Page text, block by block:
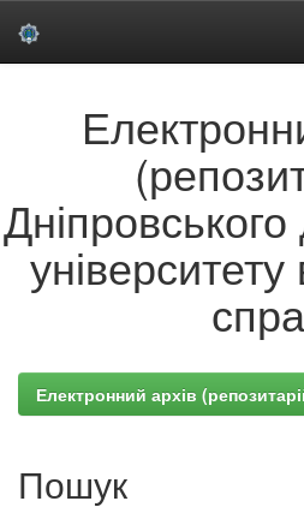
університету
Електронний архів
Пошук